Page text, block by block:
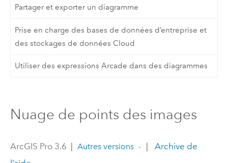
Partager et exporter un diagramme
Prise en charge des bases de données d’entreprise et
des stockages de données Cloud
Utiliser des expressions Arcade dans des diagrammes
Nuage de points des images
ArcGIS Pro 3.6 Autres versions
Archive de